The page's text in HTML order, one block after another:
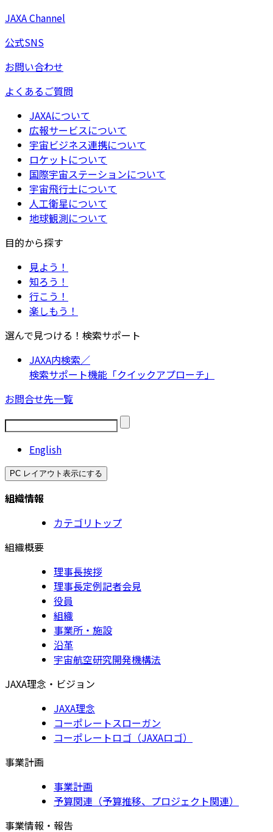
JAXA Channel
公式SNS
お問い合わせ
よくあるご質問
JAXAについて
広報サービスについて
宇宙ビジネス連携について
ロケットについて
国際宇宙ステーションについて
宇宙飛行士について
人工衛星について
地球観測について
目的から探す
見よう！
知ろう！
行こう！
楽しもう！
選んで見つける！検索サポート
JAXA内検索／
検索サポート機能「クイックアプローチ」
お問合せ先一覧
English
PC レイアウト表示にする
組織情報
カテゴリトップ
組織概要
理事長挨拶
理事長定例記者会見
役員
組織
事業所・施設
沿革
宇宙航空研究開発機構法
JAXA理念・ビジョン
JAXA理念
コーポレートスローガン
コーポレートロゴ（JAXAロゴ）
事業計画
事業計画
予算関連（予算推移、プロジェクト関連）
事業情報・報告